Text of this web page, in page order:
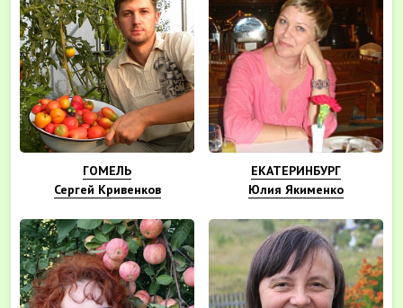
ГОМЕЛЬ
Сергей Кривенков
ЕКАТЕРИНБУРГ
Юлия Якименко